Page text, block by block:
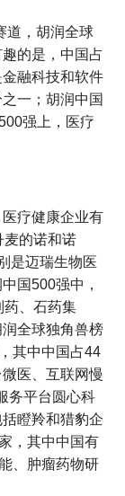
道，胡润全球
的是，中国占
融科技和软件
一；胡润中国
强上，医疗
疗健康企业有
麦的诺和诺
是迈瑞生物医
国500强中，
药、石药集
全球独角兽榜
其中中国占44
医、互联网慢
务平台圆心科
瞪羚和猎豹企
，其中中国有
、肿瘤药物研